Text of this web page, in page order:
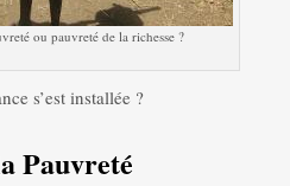
ou pauvreté de la richesse ?
s’est installée ?
Pauvreté